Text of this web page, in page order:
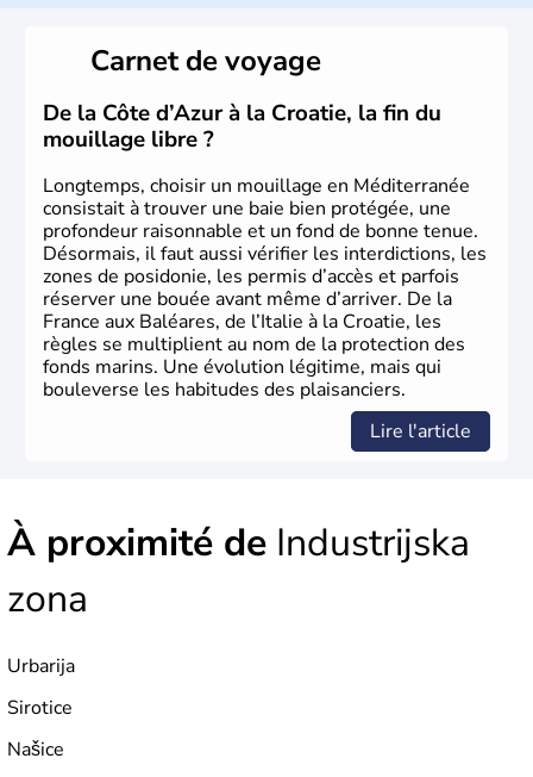
Alpes jusqu’à l’Adriatique. Sa capitale est
devenue très touristique depuis une quinzaine d’années,
les villes les plus visitées s’appellentSplitet Dubrovnik
Plus de neuf millions de personnes transitent chaque
année par le pays.
Carnet de voyage
De la Côte d’Azur à la Croatie, la fin du
mouillage libre ?
Longtemps, choisir un mouillage en Méditerranée
consistait à trouver une baie bien protégée, une
profondeur raisonnable et un fond de bonne tenue.
Désormais, il faut aussi vérifier les interdictions, les
zones de posidonie, les permis d’accès et parfois
réserver une bouée avant même d’arriver. De la
France aux Baléares, de l’Italie à la Croatie, les
règles se multiplient au nom de la protection des
fonds marins. Une évolution légitime, mais qui
bouleverse les habitudes des plaisanciers.
Lire l'article
À proximité de Industrijska
zona
Urbarija
Sirotice
Našice